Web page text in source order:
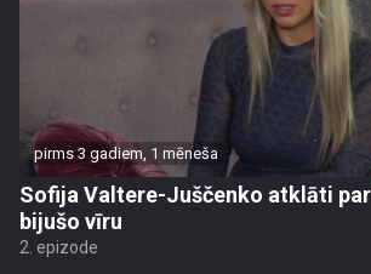
pirms 3 gadiem, 1 mēneša
Sofija Valtere-Juščenko atklāti
bijušo vīru
2. epizode